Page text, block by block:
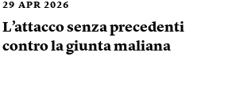
29 APR 2026
L’attacco senza precedenti
contro la giunta maliana